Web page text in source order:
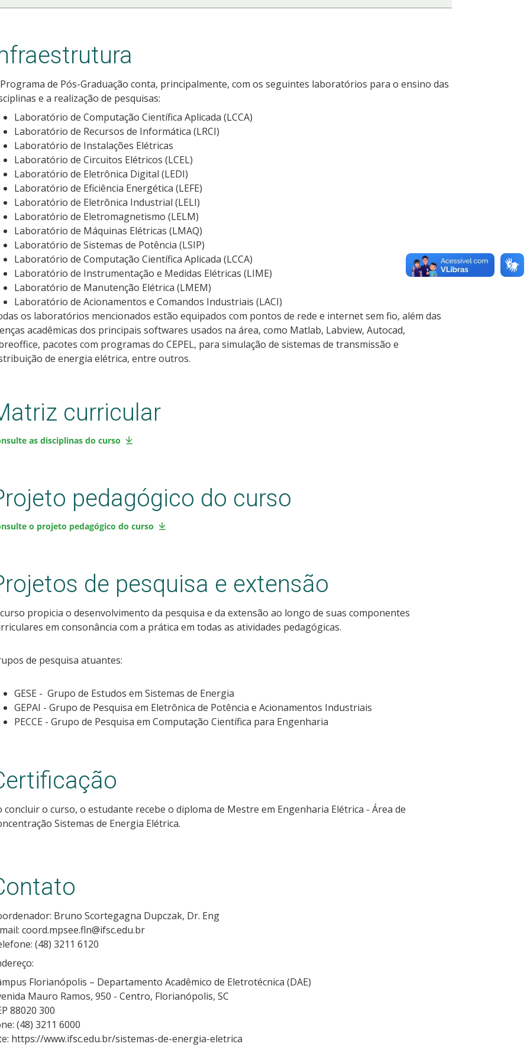
de Pós-Graduação conta, principalmente, com os seguintes laboratórios para o ensino das
e a realização de pesquisas:
​Laboratório de Computação Científica Aplicada (LCCA)
Laboratório de Recursos de Informática (LRCI)
Laboratório de Instalações Elétricas
Laboratório de Circuitos Elétricos (LCEL)
Laboratório de Eletrônica Digital (LEDI)
Laboratório de Eficiência Energética (LEFE)
Laboratório de Eletrônica Industrial (LELI)
Laboratório de Eletromagnetismo (LELM)
Laboratório de Máquinas Elétricas (LMAQ)
Laboratório de Sistemas de Potência (LSIP)
Laboratório de Computação Científica Aplicada (LCCA)
Laboratório de Instrumentação e Medidas Elétricas (LIME)
Laboratório de Manutenção Elétrica (LMEM)
Laboratório de Acionamentos e Comandos Industriais (LACI)
os laboratórios mencionados estão equipados com pontos de rede e internet sem fio, além das
acadêmicas dos principais softwares usados na área, como Matlab, Labview, Autocad,
pacotes com programas do CEPEL, para simulação de sistemas de transmissão e
de energia elétrica, entre outros.
curricular
as disciplinas do curso
pedagógico do curso
o projeto pedagógico do curso
de pesquisa e extensão
propicia o desenvolvimento da pesquisa e da extensão ao longo de suas componentes
em consonância com a prática em todas as atividades pedagógicas.
de pesquisa atuantes:
GESE - Grupo de Estudos em Sistemas de Energia
GEPAI - Grupo de Pesquisa em Eletrônica de Potência e Acionamentos Industriais
PECCE - Grupo de Pesquisa em Computação Científica para Engenharia
concluir o curso, o estudante recebe o diploma de Mestre em Engenharia Elétrica - Área de
Sistemas de Energia Elétrica.
Bruno Scortegagna Dupczak, Dr. Eng
coord.mpsee.fln@ifsc.edu.br
(48) 3211 6120
Florianópolis – Departamento Acadêmico de Eletrotécnica (DAE)
Mauro Ramos, 950 - Centro, Florianópolis, SC
88020 300
(48) 3211 6000
https://www.ifsc.edu.br/sistemas-de-energia-eletrica